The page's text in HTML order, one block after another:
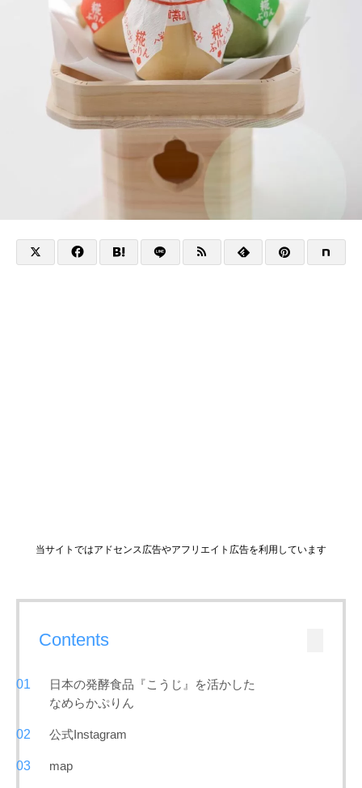
当サイトではアドセンス広告やアフリエイト広告を利用しています
Contents
日本の発酵食品『こうじ』を活かした
なめらかぷりん
公式Instagram
map